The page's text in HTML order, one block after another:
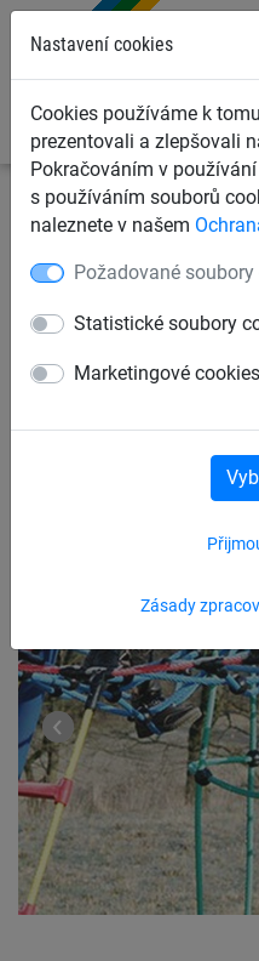
Nastavení cookies
Cookies používáme k
prezentovali a zlepšovali
Pokračováním v
s používáním souborů
naleznete v našem
Požadované
Statistické soubory
Marketingové cookies
Zásady
Dětská lanová hřiště
Šplhací